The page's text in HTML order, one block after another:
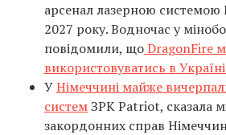
арсенал лазерною
2027 року. Водночас у
повідомили, щоDragonFire
використовуватись в
УНімеччині майже
системЗРК Patriot, сказала
закордонних справ